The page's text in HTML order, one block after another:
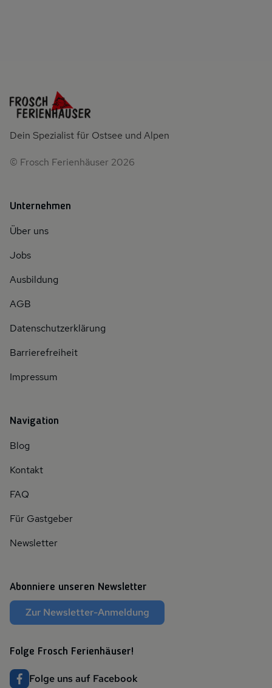
Dein Spezialist für Ostsee und Alpen
© Frosch Ferienhäuser 2026
Unternehmen
Über uns
Jobs
Ausbildung
AGB
Datenschutzerklärung
Barrierefreiheit
Impressum
Navigation
Blog
Kontakt
FAQ
Für Gastgeber
Newsletter
Abonniere unseren Newsletter
Zur Newsletter-Anmeldung
Folge Frosch Ferienhäuser!
Folge uns auf Facebook